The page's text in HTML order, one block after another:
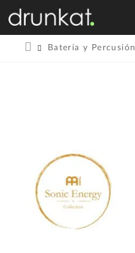
Batería y Percusión